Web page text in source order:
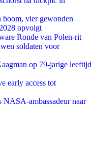
boom, vier gewonden
opvolgt
Ronde van Polen-rit
soldaten voor
op 79-jarige leeftijd
early access tot
ambassadeur naar